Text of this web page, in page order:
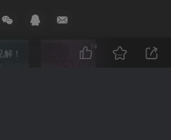
请登录后查看特权
！
14